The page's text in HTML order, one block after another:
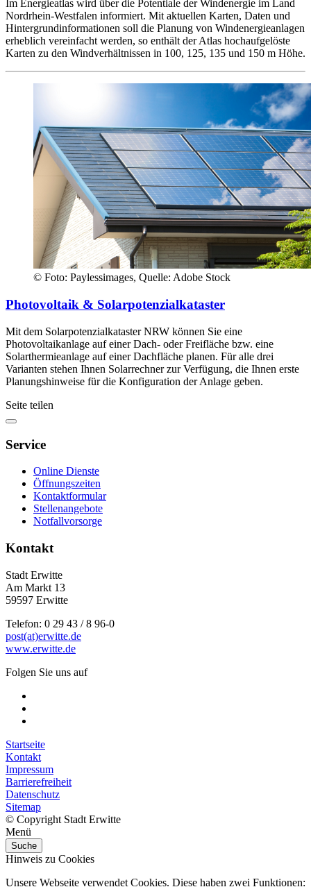
Im Energieatlas wird über die Potentiale der Windenergie im Land
Nordrhein-Westfalen informiert. Mit aktuellen Karten, Daten und
Hintergrundinformationen soll die Planung von Windenergieanlagen
erheblich vereinfacht werden, so enthält der Atlas hochaufgelöste
Karten zu den Windverhältnissen in 100, 125, 135 und 150 m Höhe.
© Foto: Paylessimages, Quelle: Adobe Stock
Photovoltaik & Solarpotenzialkataster
Mit dem Solarpotenzialkataster NRW können Sie eine
Photovoltaikanlage auf einer Dach- oder Freifläche bzw. eine
Solarthermieanlage auf einer Dachfläche planen. Für alle drei
Varianten stehen Ihnen Solarrechner zur Verfügung, die Ihnen erste
Planungshinweise für die Konfiguration der Anlage geben.
Seite teilen
Service
Online Dienste
Öffnungszeiten
Kontaktformular
Stellenangebote
Notfallvorsorge
Kontakt
Stadt Erwitte
Am Markt 13
59597 Erwitte
Telefon: 0 29 43 / 8 96-0
post(at)erwitte.de
www.erwitte.de
Folgen Sie uns auf
Startseite
Kontakt
Impressum
Barrierefreiheit
Datenschutz
Sitemap
© Copyright Stadt Erwitte
Menü
Suche
Hinweis zu Cookies
Unsere Webseite verwendet Cookies. Diese haben zwei Funktionen: